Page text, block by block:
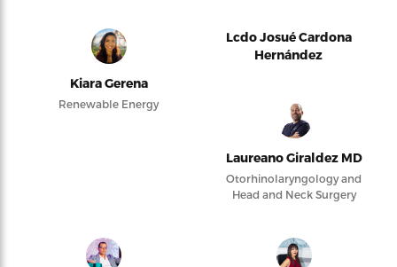
Kiara Gerena
Renewable Energy
Lcdo Josué Cardona
Hernández
Laureano Giraldez MD
Otorhinolaryngology and
Head and Neck Surgery